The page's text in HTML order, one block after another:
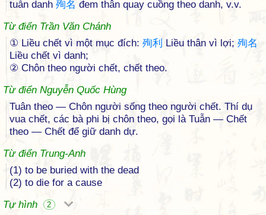
tuẫn danh 殉名 đem thân quay cuồng theo danh, v.v.
Từ điển Trần Văn Chánh
① Liều chết vì một mục đích: 殉利 Liều thân vì lợi; 殉名
Liều chết vì danh;
② Chôn theo người chết, chết theo.
Từ điển Nguyễn Quốc Hùng
Tuân theo — Chôn người sống theo người chết. Thí dụ
vua chết, các bà phi bị chôn theo, gọi là Tuẫn — Chết
theo — Chết để giữ danh dự.
Từ điển Trung-Anh
(1) to be buried with the dead
(2) to die for a cause
Tự hình
2